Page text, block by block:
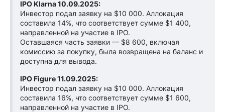
IPO Klarna 10.09.2025:
Инвестор подал заявку на $10 000. Аллокация
составила 14%, что соответствует сумме $1 400,
направленной на участие в IPO.
Оставшаяся часть заявки — $8 600, включая
комиссию за покупку, была возвращена на баланс и
доступна для вывода.
IPO Figure 11.09.2025:
Инвестор подал заявку на $10 000. Аллокация
составила 16%, что соответствует сумме $1 600,
направленной на участие в IPO.